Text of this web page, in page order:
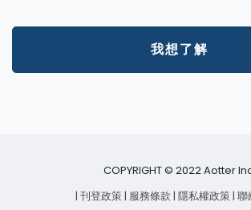
我想了解
COPYRIGHT © 2022 Aotter
| 刊登政策| 服務條款| 隱私權政策| 聯